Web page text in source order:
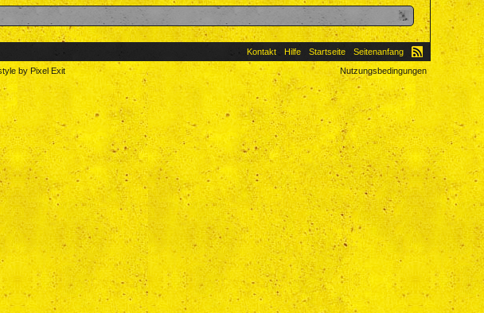
Kontakt Hilfe Startseite
Seitenanfang
Nutzungsbedingungen
by Pixel Exit